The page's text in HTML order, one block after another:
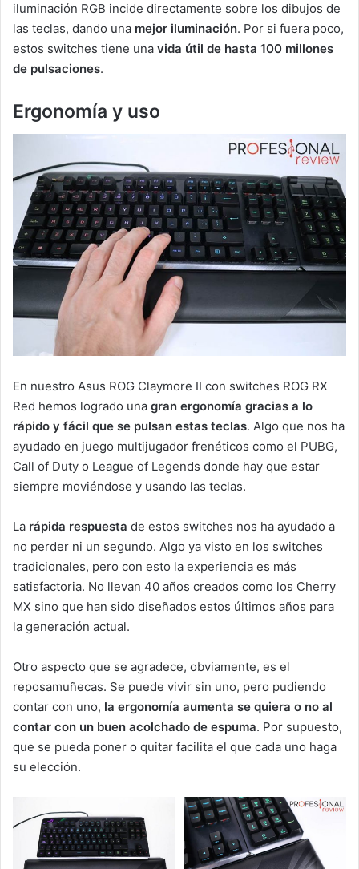
iluminación RGB incide directamente sobre los dibujos de
las teclas, dando una mejor iluminación. Por si fuera poco,
estos switches tiene una vida útil de hasta 100 millones
de pulsaciones.
Ergonomía y uso
En nuestro Asus ROG Claymore II con switches ROG RX
Red hemos logrado una gran ergonomía gracias a lo
rápido y fácil que se pulsan estas teclas. Algo que nos ha
ayudado en juego multijugador frenéticos como el PUBG,
Call of Duty o League of Legends donde hay que estar
siempre moviéndose y usando las teclas.
La rápida respuesta de estos switches nos ha ayudado a
no perder ni un segundo. Algo ya visto en los switches
tradicionales, pero con esto la experiencia es más
satisfactoria. No llevan 40 años creados como los Cherry
MX sino que han sido diseñados estos últimos años para
la generación actual.
Otro aspecto que se agradece, obviamente, es el
reposamuñecas. Se puede vivir sin uno, pero pudiendo
contar con uno, la ergonomía aumenta se quiera o no al
contar con un buen acolchado de espuma. Por supuesto,
que se pueda poner o quitar facilita el que cada uno haga
su elección.